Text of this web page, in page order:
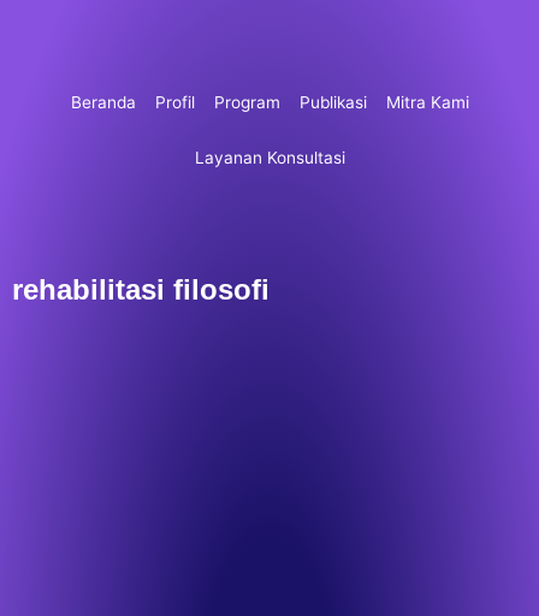
Beranda
Profil Program Publikasi Mitra Kami
Layanan Konsultasi
rehabilitasi filosofi